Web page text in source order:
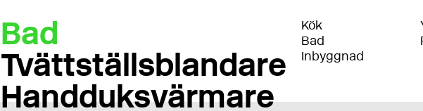
Bad
Tvättställsblandare
Handduksvärmare
Kök
Bad
Inbyggnad